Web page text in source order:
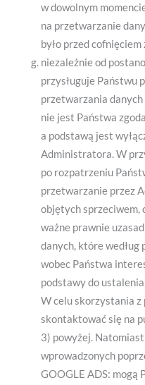
w dowolnym
na przetwarzanie
było przed cofnięciem
niezależnie od
przysługuje Państwu
przetwarzania
nie jest Państwa
a podstawą jest
Administratora. W
po rozpatrzeniu
przetwarzanie przez
objętych sprzeciwem,
ważne prawnie
danych, które według
wobec Państwa
podstawy do
W celu skorzystania z
skontaktować się na
3) powyżej.
wprowadzonych
GOOGLE ADS: mogą